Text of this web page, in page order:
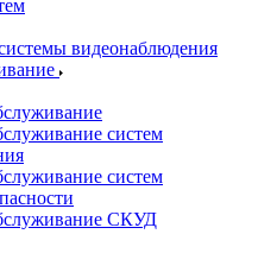
видеонаблюдения
систем
систем
СКУД